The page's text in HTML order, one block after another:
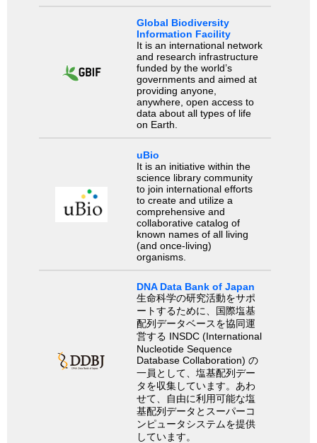
Global Biodiversity
Information Facility
It is an international network
and research infrastructure
funded by the world’s
governments and aimed at
providing anyone,
anywhere, open access to
data about all types of life
on Earth.
uBio
It is an initiative within the
science library community
to join international efforts
to create and utilize a
comprehensive and
collaborative catalog of
known names of all living
(and once-living)
organisms.
DNA Data Bank of Japan
生命科学の研究活動をサポ
ートするために、国際塩基
配列データベースを協同運
営する INSDC (International
Nucleotide Sequence
Database Collaboration) の
一員として、塩基配列デー
タを収集しています。あわ
せて、自由に利用可能な塩
基配列データとスーパーコ
ンピュータシステムを提供
しています。